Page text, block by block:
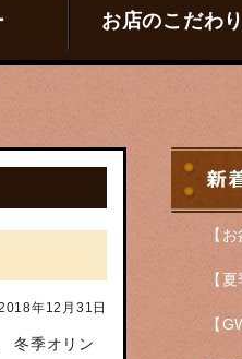
お店のこだわり
年12月31日
冬季オリン
【
【
【